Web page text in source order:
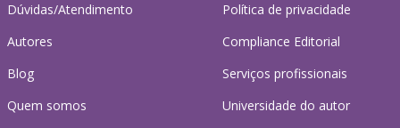
Dúvidas/Atendimento
Autores
Blog
Quem somos
Política de privacidade
Compliance Editorial
Serviços profissionais
Universidade do autor